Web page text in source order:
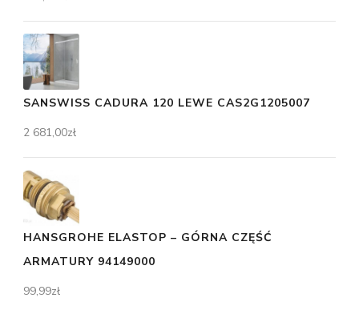
SANSWISS CADURA 120 LEWE CAS2G1205007
2 681,00zł
HANSGROHE ELASTOP – GÓRNA CZĘŚĆ
ARMATURY 94149000
99,99zł